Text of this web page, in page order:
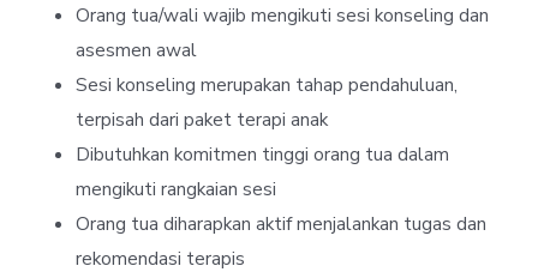
Orang tua/wali wajib mengikuti sesi konseling dan
asesmen awal
Sesi konseling merupakan tahap pendahuluan,
terpisah dari paket terapi anak
Dibutuhkan komitmen tinggi orang tua dalam
mengikuti rangkaian sesi
Orang tua diharapkan aktif menjalankan tugas dan
rekomendasi terapis